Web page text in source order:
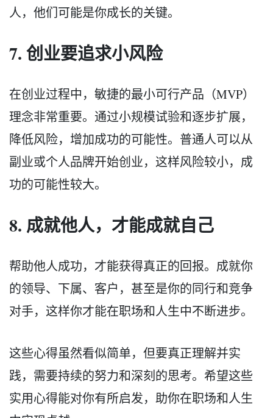
人，他们可能是你成长的关键。
7. 创业要追求小风险
在创业过程中，敏捷的最小可行产品（MVP）
理念非常重要。通过小规模试验和逐步扩展，
降低风险，增加成功的可能性。普通人可以从
副业或个人品牌开始创业，这样风险较小，成
功的可能性较大。
8. 成就他人，才能成就自己
帮助他人成功，才能获得真正的回报。成就你
的领导、下属、客户，甚至是你的同行和竞争
对手，这样你才能在职场和人生中不断进步。
这些心得虽然看似简单，但要真正理解并实
践，需要持续的努力和深刻的思考。希望这些
实用心得能对你有所启发，助你在职场和人生